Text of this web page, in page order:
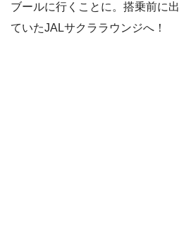
ブールに行くことに。搭乗前に
ていたJALサクララウンジへ！